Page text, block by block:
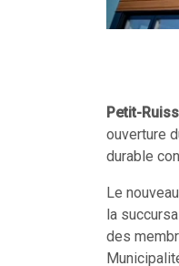
Petit-
ouverture
durable
Le
la
des